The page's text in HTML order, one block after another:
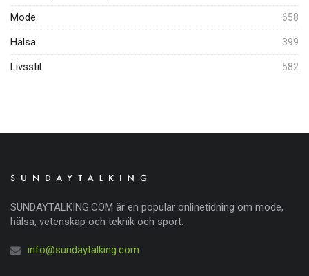
Mode 658
Hälsa 399
Livsstil 582
SUNDAYTALKING.COM är en populär onlinetidning om mode,
hälsa, vetenskap och teknik och sport.
info@sundaytalking.com